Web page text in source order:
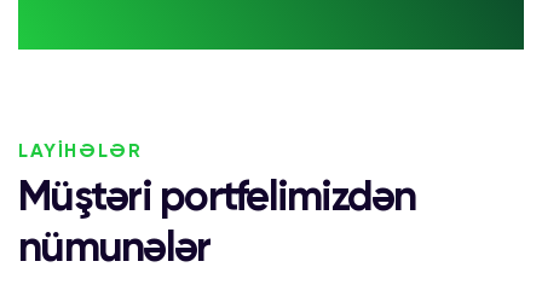
LAYİHƏLƏR
Müştəri portfelimizdən
nümunələr